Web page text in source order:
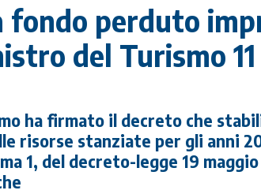
fondo perduto
del Turismo
ha firmato il decreto che
risorse stanziate per gli anni
1, del decreto-legge 19